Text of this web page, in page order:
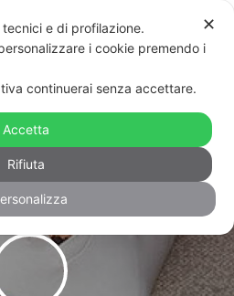
nel reggiano,
di tre mamme
✕
e di profilazione.
i cookie premendo i
continuerai senza accettare.
Accetta
Rifiuta